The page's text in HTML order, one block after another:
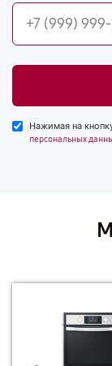
Нажимая на
персональных